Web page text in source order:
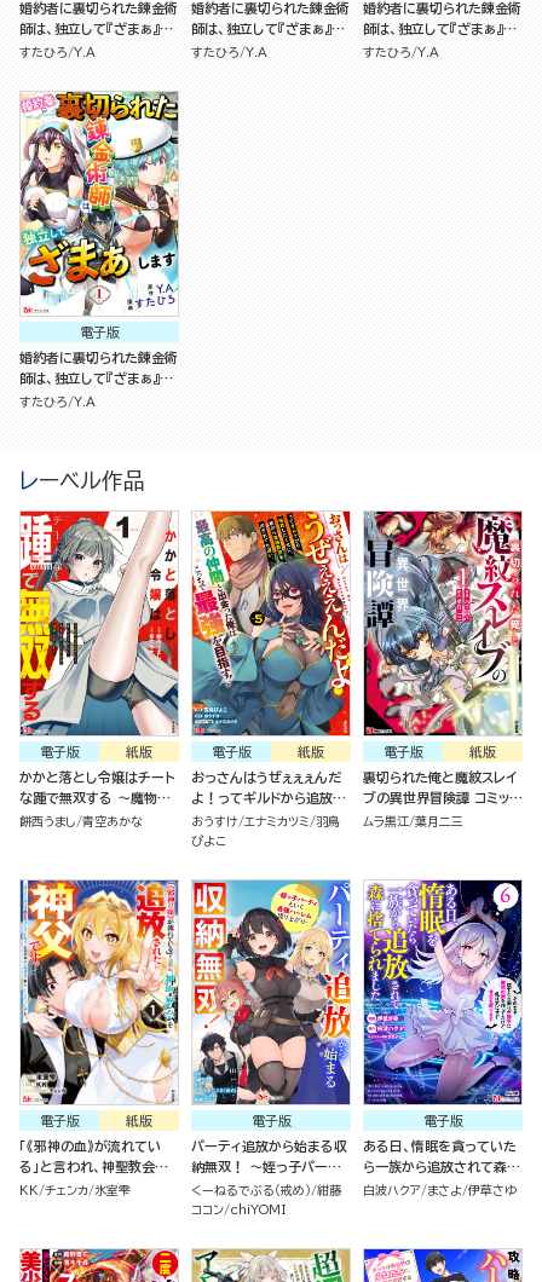
婚約者に裏切られた錬金術
師は、独立して『ざまぁ』し
ます（2）
すたひろ Y.A
婚約者に裏切られた錬金術
師は、独立して『ざまぁ』し
ます
すたひろ Y.A
婚約者に裏切られた錬金術
師は、独立して『ざまぁ』し
ます（1）
すたひろ Y.A
電子版
婚約者に裏切られた錬金術
師は、独立して『ざまぁ』し
ます（分冊版）
すたひろ Y.A
レーベル作品
紙版
電子版
かかと落とし令嬢はチート
な踵で無双する ～魔物を
即死させて楽しんでいた
餅西うまし 青空あかな
紙版
電子版
おっさんはうぜぇぇぇんだ
よ！ってギルドから追放し
たくせに、後から復帰要請
を出されても遅い。最高の
で最強を目指す！ （5）
おうすけ エナミカツミ 羽鳥
ぴよこ
紙版
電子版
裏切られた俺と魔紋スレイ
ブの異世界冒険譚 コミック
版（1）
ムラ黒江 葉月二三
紙版
電子版
「《邪神の血》が流れてい
る」と言われ、神聖教会を
追放された神父です。 ～理
様も一緒についてきちゃい
ました～ コミック版（1）
KK チェンカ 氷室雫
電子版
パーティ追放から始まる収
納無双！ ～姪っ子パーテ
ィといく最強ハーレム成り
上がり～ コミック版（分冊
くーねるでぶる（戒め） 紺藤
ココン chiYOMI
電子版
ある日、惰眠を貪っていた
ら一族から追放されて森に
捨てられました そのまま
気にせず今日も眠ります
コミック版（6）
白波ハクア まさよ 伊草さゆ